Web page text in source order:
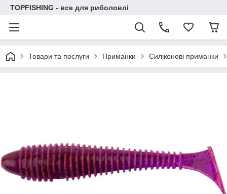
TOPFISHING - все для риболовлі
Товари та послуги Приманки Силіконові приманки